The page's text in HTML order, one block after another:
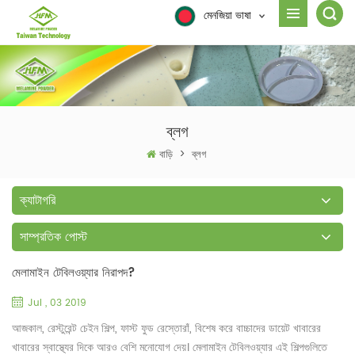
মেনজিয়া ভাষা
ব্লগ
বাড়ি > ব্লগ
ক্যাটাগরি
সাম্প্রতিক পোস্ট
মেলামাইন টেবিলওয়্যার নিরাপদ?
Jul , 03 2019
আজকাল, রেস্টুরেন্ট চেইন শিল্প, ফাস্ট ফুড রেস্তোরাঁ, বিশেষ করে বাচ্চাদের ডায়েট খাবারের
খাবারের স্বাস্থ্যের দিকে আরও বেশি মনোযোগ দেয়। মেলামাইন টেবিলওয়্যার এই শিল্পগুলিতে